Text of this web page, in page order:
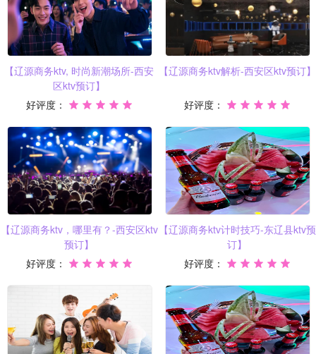
【辽源商务ktv, 时尚新潮场所-西安
区ktv预订】
好评度：
【辽源商务ktv解析-西安区ktv预订】
好评度：
【辽源商务ktv，哪里有？-西安区ktv
预订】
好评度：
【辽源商务ktv计时技巧-东辽县ktv预
订】
好评度：